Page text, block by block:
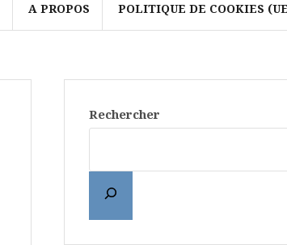
A PROPOS POLITIQUE DE COOKIES
Rechercher